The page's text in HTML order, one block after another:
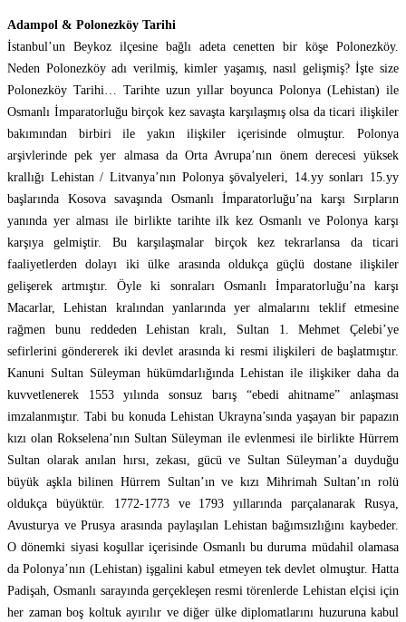
Adampol & Polonezköy Tarihi
İstanbul’un Beykoz ilçesine bağlı adeta cenetten bir köşe Polonezköy.
Neden Polonezköy adı verilmiş, kimler yaşamış, nasıl gelişmiş? İşte size
Polonezköy Tarihi… Tarihte uzun yıllar boyunca Polonya (Lehistan) ile
Osmanlı İmparatorluğu birçok kez savaşta karşılaşmış olsa da ticari ilişkiler
bakımından birbiri ile yakın ilişkiler içerisinde olmuştur. Polonya
arşivlerinde pek yer almasa da Orta Avrupa’nın önem derecesi yüksek
krallığı Lehistan / Litvanya’nın Polonya şövalyeleri, 14.yy sonları 15.yy
başlarında Kosova savaşında Osmanlı İmparatorluğu’na karşı Sırpların
yanında yer alması ile birlikte tarihte ilk kez Osmanlı ve Polonya karşı
karşıya gelmiştir. Bu karşılaşmalar birçok kez tekrarlansa da ticari
faaliyetlerden dolayı iki ülke arasında oldukça güçlü dostane ilişkiler
gelişerek artmıştır. Öyle ki sonraları Osmanlı İmparatorluğu’na karşı
Macarlar, Lehistan kralından yanlarında yer almalarını teklif etmesine
rağmen bunu reddeden Lehistan kralı, Sultan 1. Mehmet Çelebi’ye
sefirlerini göndererek iki devlet arasında ki resmi ilişkileri de başlatmıştır.
Kanuni Sultan Süleyman hükümdarlığında Lehistan ile ilişkiker daha da
kuvvetlenerek 1553 yılında sonsuz barış “ebedi ahitname” anlaşması
imzalanmıştır. Tabi bu konuda Lehistan Ukrayna’sında yaşayan bir papazın
kızı olan Rokselena’nın Sultan Süleyman ile evlenmesi ile birlikte Hürrem
Sultan olarak anılan hırsı, zekası, gücü ve Sultan Süleyman’a duyduğu
büyük aşkla bilinen Hürrem Sultan’ın ve kızı Mihrimah Sultan’ın rolü
oldukça büyüktür. 1772-1773 ve 1793 yıllarında parçalanarak Rusya,
Avusturya ve Prusya arasında paylaşılan Lehistan bağımsızlığını kaybeder.
O dönemki siyasi koşullar içerisinde Osmanlı bu duruma müdahil olamasa
da Polonya’nın (Lehistan) işgalini kabul etmeyen tek devlet olmuştur. Hatta
Padişah, Osmanlı sarayında gerçekleşen resmi törenlerde Lehistan elçisi için
her zaman boş koltuk ayırılır ve diğer ülke diplomatlarını huzuruna kabul